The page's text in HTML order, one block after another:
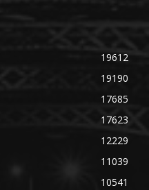
19612
19190
17685
17623
12229
11039
10541